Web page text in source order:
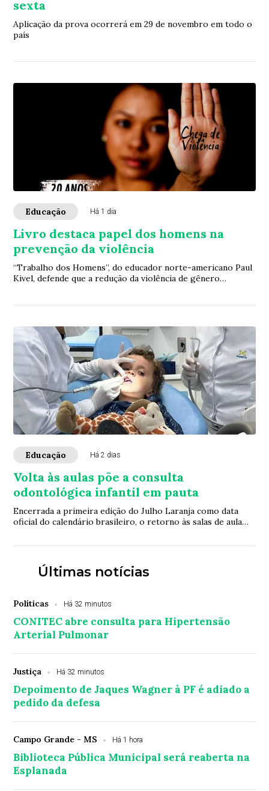
sexta
Aplicação da prova ocorrerá em 29 de novembro em todo o
país
Educação Há 1 dia
Livro destaca papel dos homens na
prevenção da violência
“Trabalho dos Homens”, do educador norte-americano Paul
Kivel, defende que a redução da violência de gênero
Educação Há 2 dias
Volta às aulas põe a consulta
odontológica infantil em pauta
Encerrada a primeira edição do Julho Laranja como data
oficial do calendário brasileiro, o retorno às salas de aula
Últimas notícias
Políticas Há 32 minutos
CONITEC abre consulta para Hipertensão
Arterial Pulmonar
Justiça Há 32 minutos
Depoimento de Jaques Wagner à PF é adiado a
pedido da defesa
Campo Grande - MS Há 1 hora
Biblioteca Pública Municipal será reaberta na
Esplanada